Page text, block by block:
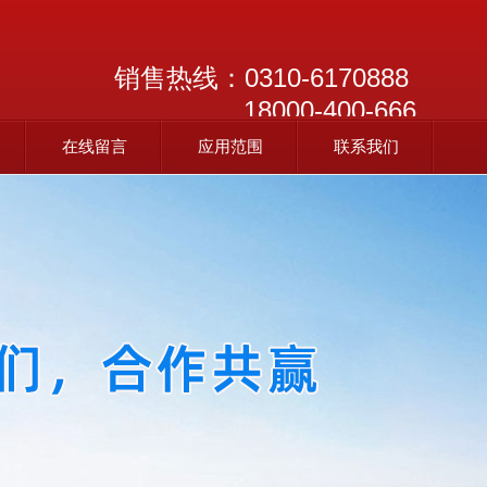
在线留言 应用范围 联系我们
销售热线： 0310-6170888
18000-400-666